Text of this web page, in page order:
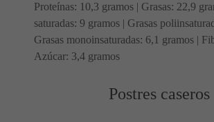
Proteínas: 10,3 gramos | Grasas: 22,9
saturadas: 9 gramos | Grasas
Grasas monoinsaturadas: 6,1 gramos |
Azúcar: 3,4 gramos
Postres caseros